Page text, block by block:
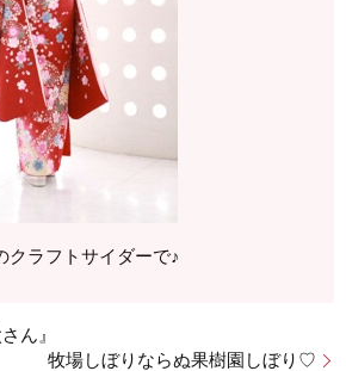
クラフトサイダーで♪
ん』
牧場しぼりならぬ果樹園しぼり♡